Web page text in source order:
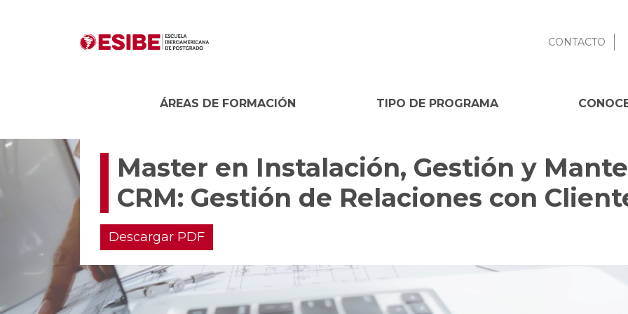
CONTACTO
ÁREAS DE FORMACIÓN TIPO DE PROGRAMA
Master en Instalación, Gestión y
CRM: Gestión de Relaciones con
Descargar PDF